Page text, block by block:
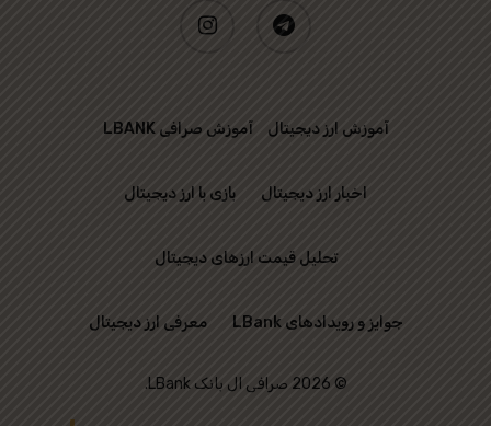
instagram telegram
آموزش ارز دیجیتال آموزش صرافی LBANK
اخبار ارز دیجیتال بازی با ارز دیجیتال
تحلیل قیمت ارزهای دیجیتال
جوایز و رویدادهای LBank معرفی ارز دیجیتال
© 2026 صرافی ال بانک LBank.